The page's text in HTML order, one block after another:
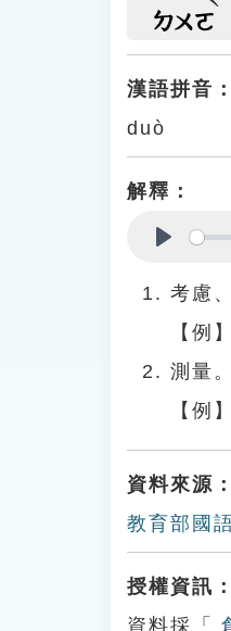
ㄉㄨㄛ
漢語拼音：
duò
解釋：
考慮
【例
測量。
【例
資料來源：
教育部國
授權資訊：
資料採「